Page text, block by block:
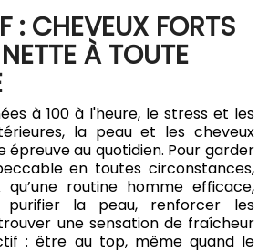
: CHEVEUX FORTS
À TOUTE
à 100 à l'heure, le stress et les
la peau et les cheveux
épreuve au quotidien. Pour garder
en toutes circonstances,
routine homme efficace,
purifier la peau, renforcer les
une sensation de fraîcheur
: être au top, même quand le